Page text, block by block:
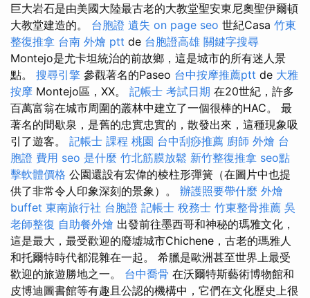
巨大岩石是由美國大陸最古老的大教堂聖安東尼奧聖伊爾頓
大教堂建造的。 台胞證 遺失 on page seo 世紀Casa 竹東
整復推拿 台南 外燴 ptt de 台胞證高雄 關鍵字搜尋
Montejo是尤卡坦統治的前故鄉，這是城市的所有迷人景
點。 搜尋引擎 參觀著名的Paseo 台中按摩推薦ptt de 大雅
按摩 Montejo區，XX。 記帳士 考試日期 在20世紀，許多
百萬富翁在城市周圍的叢林中建立了一個很棒的HAC。 最
著名的間歇泉，是舊的忠實忠實的，散發出來，這種現象吸
引了遊客。 記帳士 課程 桃園 台中刮痧推薦 廚師 外燴 台
胞證 費用 seo 是什麼 竹北筋膜放鬆 新竹整復推拿 seo點
擊軟體價格 公園還設有宏偉的棱柱形彈簧（在圖片中也提
供了非常令人印象深刻的景象）。 辦護照要帶什麼 外燴
buffet 東南旅行社 台胞證 記帳士 稅務士 竹東整骨推薦 吳
老師整復 自助餐外燴 出發前往墨西哥和神秘的瑪雅文化，
這是最大，最受歡迎的廢墟城市Chichene，古老的瑪雅人
和托爾特時代都混雜在一起。 希臘是歐洲甚至世界上最受
歡迎的旅遊勝地之一。 台中喬骨 在沃爾特斯藝術博物館和
皮博迪圖書館等有趣且公認的機構中，它們在文化歷史上很